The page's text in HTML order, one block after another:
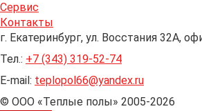
Сервис
Контакты
г. Екатеринбург, ул. Восстания 32А,
Тел.: +7 (343) 319-52-74
E-mail: teplopol66@yandex.ru
© ООО «Теплые полы» 2005-2026